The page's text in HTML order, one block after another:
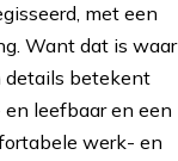
met een
Want dat is waar
details betekent
leefbaar en een
werk- en